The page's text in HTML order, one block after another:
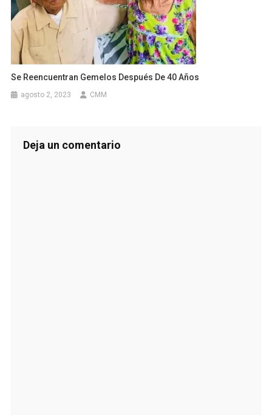
Se Reencuentran Gemelos Después De 40 Años
agosto 2, 2023 CMM
Deja un comentario